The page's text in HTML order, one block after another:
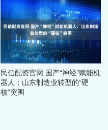
民信配资官网 国产“神经”赋能机
器人：山东制造业转型的“硬
核”突围